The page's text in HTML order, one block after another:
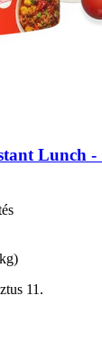
Lunch -​
11.